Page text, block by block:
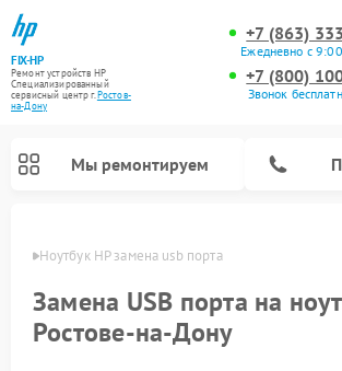
FIX-HP
Ремонт устройств HP
Специализированный
cервисный центр г.Ростов-
на-Дону
+7 (863)
Ежедневно с
+7 (800)
Звонок
Мы ремонтируем
Ноутбук HP замена usb порта
Замена USB порта на
Ростове-на-Дону